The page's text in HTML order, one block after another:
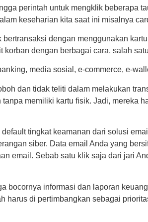
perintah untuk mengklik beberapa
keseharian kita saat ini misalnya
dengan menggunakan
korban dengan berbagai cara, salah
media sosial, e-commerce, e-
dan tidak teliti dalam melakukan
memiliki kartu fisik. Jadi, mereka
tingkat keamanan dari solusi
siber. Data email Anda yang
email. Sebab satu klik saja dari jari
bocornya informasi dan laporan
harus di pertimbangkan sebagai